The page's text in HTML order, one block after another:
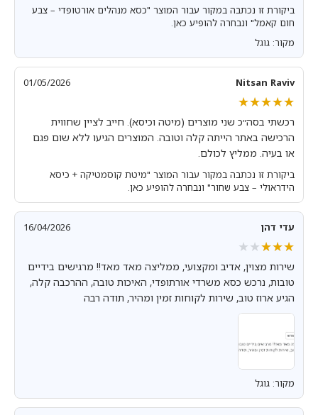
ביקורת זו נכתבה במקור עבור המוצר "כסא מנהלים אורטופדי – צבע
חום קאמל" ונבחרה להופיע כאן.
מקור: גוגל
Nitsan Raviv
01/05/2026
★★★★★
★★★★★
רכשתי בסה״כ שני מוצרים (מיטה וכיסא). חייב לציין שחווית
הרכישה באתר הייתה קלה וטובה. המוצרים הגיעו ללא שום פגם
או בעיה. ממליץ לכולם.
ביקורת זו נכתבה במקור עבור המוצר "מיטת קוסמטיקה + כיסא
הידראולי – צבע שחור" ונבחרה להופיע כאן.
עדי דהן 16/04/2026
★★★★★
★★★★★
שירות מצוין, אדיב ומקצועי, ממליצה מאד מאד!! מרגישים בידיים
טובות, נרכש כסא משרדי אורתופדי, האיכות טובה, ההרכבה קלה,
הגיע ארוז טוב, שירות לקוחות זמין ומהיר, תודה רבה
מקור: גוגל